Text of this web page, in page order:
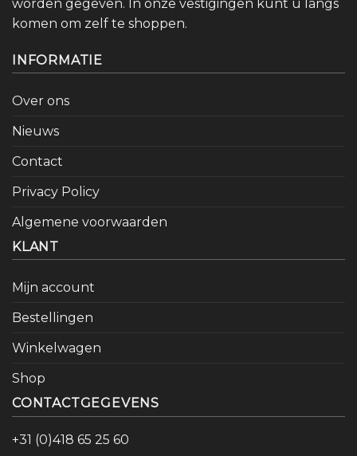
worden gegeven. In onze vestigingen kunt u langs
komen om zelf te shoppen.
INFORMATIE
Over ons
Nieuws
Contact
Privacy Policy
Algemene voorwaarden
KLANT
Mijn account
Bestellingen
Winkelwagen
Shop
CONTACTGEGEVENS
+31 (0)418 65 25 60